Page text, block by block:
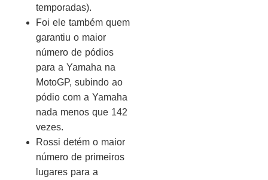
temporadas).
Foi ele também quem
garantiu o maior
número de pódios
para a Yamaha na
MotoGP, subindo ao
pódio com a Yamaha
nada menos que 142
vezes.
Rossi detém o maior
número de primeiros
lugares para a